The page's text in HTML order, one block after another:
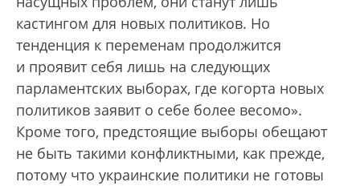
кастингом для новых политиков. Но
тенденция к переменам продолжится
и проявит себя лишь на следующих
парламентских выборах, где когорта новых
политиков заявит о себе более весомо».
Кроме того, предстоящие выборы обещают
не быть такими конфликтными, как прежде,
потому что украинские политики не готовы